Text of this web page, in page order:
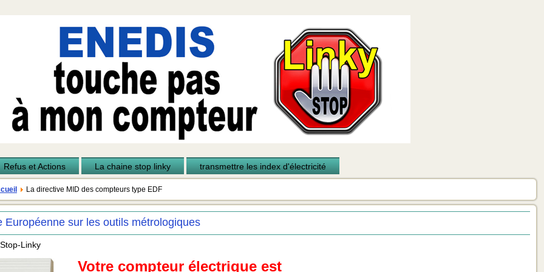
Refus et Actions La chaine stop linky transmettre les index d'électricité
La directive MID des compteurs type EDF
Européenne sur les outils métrologiques
Linky
Votre compteur électrique est